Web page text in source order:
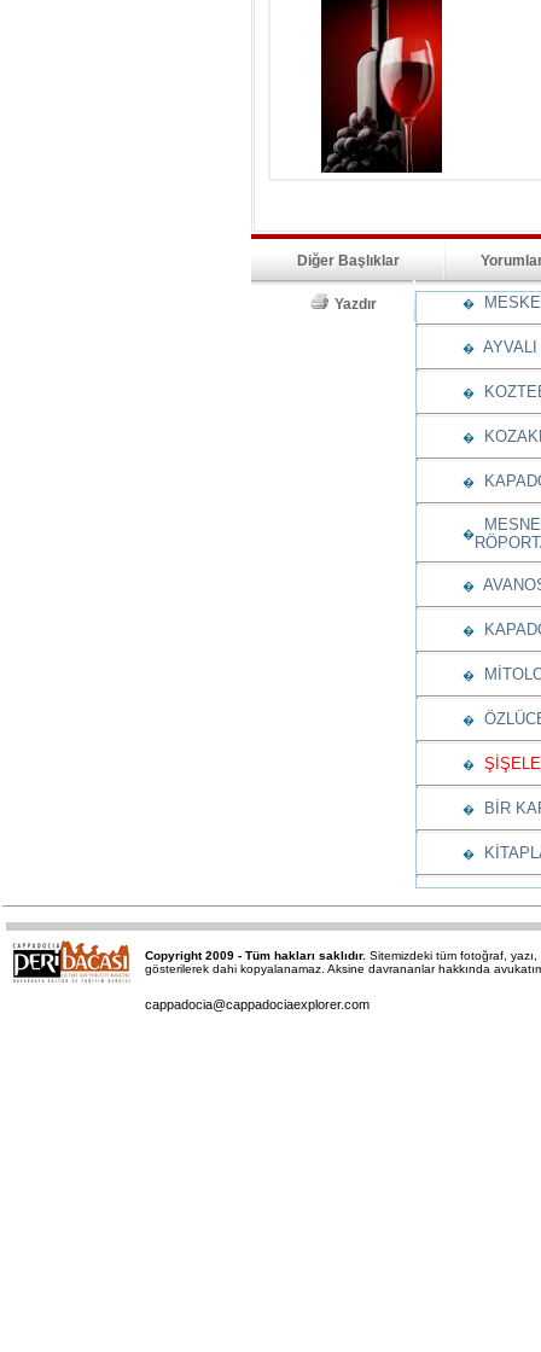
Diğer Başlıklar
Yazdır �
�
�
�
�
�
�
�
�
�
�
� BİR
�
Copyright 2009 - Tüm hakları saklıdır. Sitemizdeki tüm fotoğraf,
gösterilerek dahi kopyalanamaz. Aksine davrananlar hakkında
cappadocia@cappadociaexplorer.com